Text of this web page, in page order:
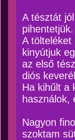
A tésztát
pihentetjük.
A tölteléket
kinyútjuk
az első
diós
Ha kihűlt a
használok,
Nagyon
szoktam